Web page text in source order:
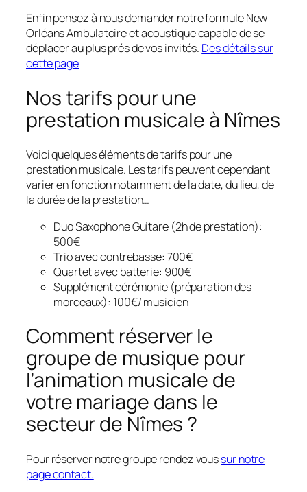
Enfin pensez à nous demander notre formule New
Orléans Ambulatoire et acoustique capable de se
déplacer au plus prés de vos invités. Des détails sur
cette page
Nos tarifs pour une
prestation musicale à Nîmes
Voici quelques éléments de tarifs pour une
prestation musicale. Les tarifs peuvent cependant
varier en fonction notamment de la date, du lieu, de
la durée de la prestation…
Duo Saxophone Guitare (2h de prestation):
500€
Trio avec contrebasse: 700€
Quartet avec batterie: 900€
Supplément cérémonie (préparation des
morceaux): 100€/ musicien
Comment réserver le
groupe de musique pour
l’animation musicale de
votre mariage dans le
secteur de Nîmes ?
Pour réserver notre groupe rendez voussur notre
page contact.